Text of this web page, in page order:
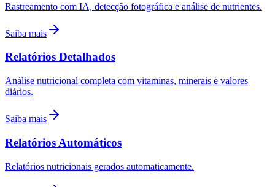
Rastreamento com IA, detecção fotográfica e análise de nutrientes.
Saiba mais
Relatórios Detalhados
Análise nutricional completa com vitaminas, minerais e valores
diários.
Saiba mais
Relatórios Automáticos
Relatórios nutricionais gerados automaticamente.